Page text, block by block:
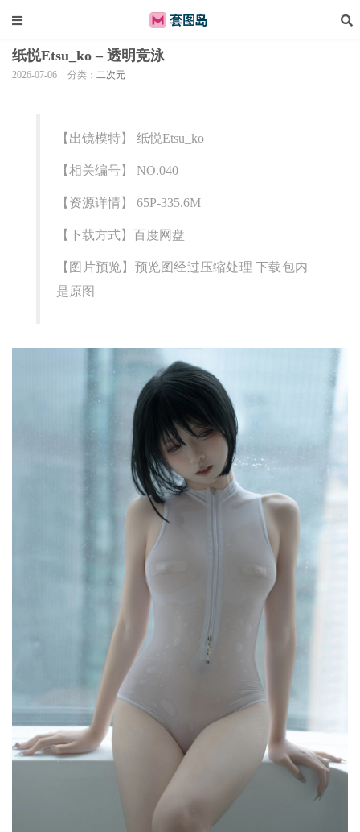
纸悦Etsu_ko – 透明竞泳
2026-07-06 分类： 二次元
【出镜模特】 纸悦Etsu_ko
【相关编号】 NO.040
【资源详情】 65P-335.6M
【下载方式】百度网盘
【图片预览】预览图经过压缩处理 下载包内
是原图